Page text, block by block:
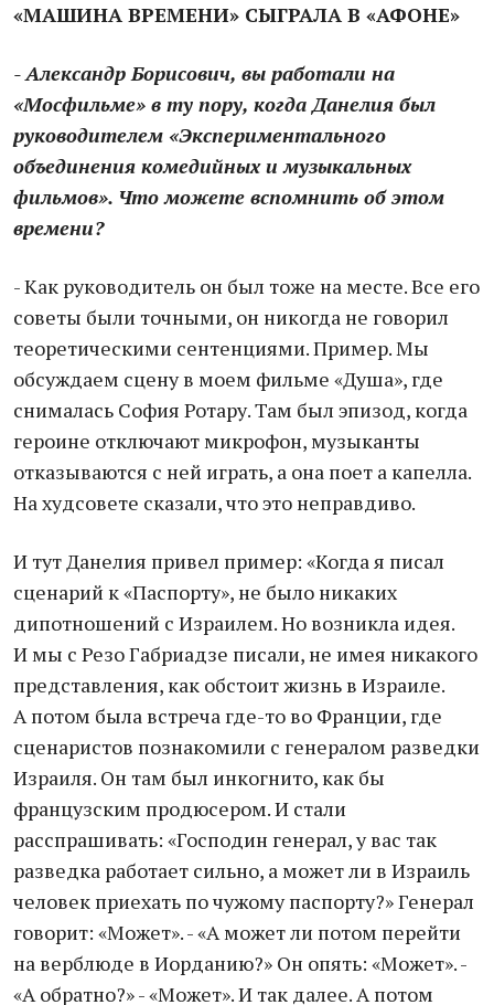
«МАШИНА ВРЕМЕНИ» СЫГРАЛА В «АФОНЕ»
- Александр Борисович, вы работали на
«Мосфильме» в ту пору, когда Данелия был
руководителем «Экспериментального
объединения комедийных и музыкальных
фильмов». Что можете вспомнить об этом
времени?
- Как руководитель он был тоже на месте. Все его
советы были точными, он никогда не говорил
теоретическими сентенциями. Пример. Мы
обсуждаем сцену в моем фильме «Душа», где
снималась София Ротару. Там был эпизод, когда
героине отключают микрофон, музыканты
отказываются с ней играть, а она поет а капелла.
На худсовете сказали, что это неправдиво.
И тут Данелия привел пример: «Когда я писал
сценарий к «Паспорту», не было никаких
дипотношений с Израилем. Но возникла идея.
И мы с Резо Габриадзе писали, не имея никакого
представления, как обстоит жизнь в Израиле.
А потом была встреча где-то во Франции, где
сценаристов познакомили с генералом разведки
Израиля. Он там был инкогнито, как бы
французским продюсером. И стали
расспрашивать: «Господин генерал, у вас так
разведка работает сильно, а может ли в Израиль
человек приехать по чужому паспорту?» Генерал
говорит: «Может». - «А может ли потом перейти
на верблюде в Иорданию?» Он опять: «Может». -
«А обратно?» - «Может». И так далее. А потом